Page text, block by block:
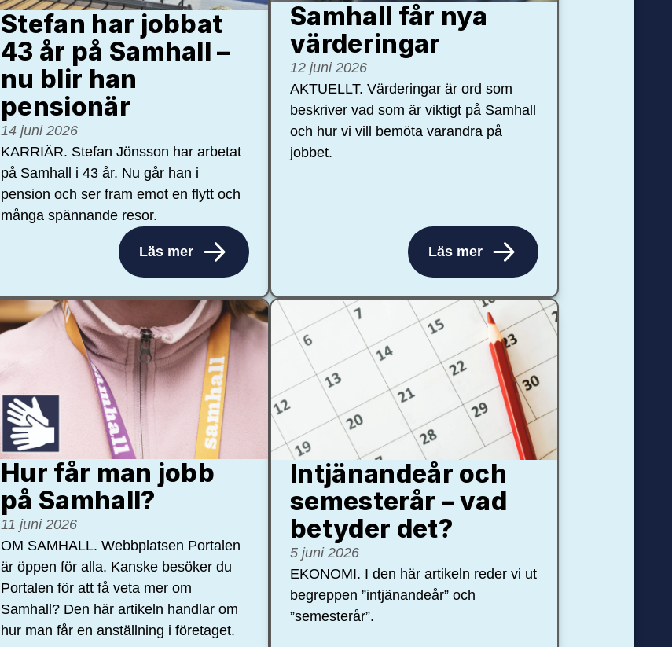
Stefan har jobbat
43 år på Samhall –
nu blir han
pensionär
14 juni 2026
KARRIÄR. Stefan Jönsson har arbetat
på Samhall i 43 år. Nu går han i
pension och ser fram emot en flytt och
många spännande resor.
Läs mer
Samhall får nya
värdering­ar
12 juni 2026
AKTUELLT. Värderingar är ord som
beskriver vad som är viktigt på Samhall
och hur vi vill bemöta varandra på
jobbet.
Läs mer
Hur får man jobb
på Samhall?
11 juni 2026
OM SAMHALL. Webbplatsen Portalen
är öppen för alla. Kanske besöker du
Portalen för att få veta mer om
Samhall? Den här artikeln handlar om
hur man får en anställning i företaget.
Intjänandeår och
semesterår – vad
betyder det?
5 juni 2026
EKONOMI. I den här artikeln reder vi ut
begreppen ”intjänandeår” och
”semesterår”.